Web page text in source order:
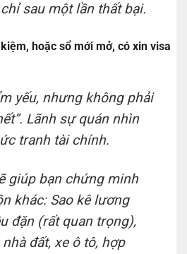
sau một lần thất bại.
hoặc sổ mới mở, có xin visa
yếu, nhưng không phải
Lãnh sự quán nhìn
tranh tài chính.
giúp bạn chứng minh
khác: Sao kê lương
đặn (rất quan trọng),
đất, xe ô tô, hợp